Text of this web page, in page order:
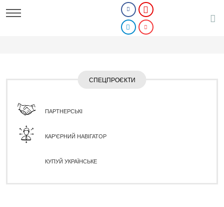
СПЕЦПРОЄКТИ
ПАРТНЕРСЬКІ
КАР'ЄРНИЙ НАВІГАТОР
КУПУЙ УКРАЇНСЬКЕ